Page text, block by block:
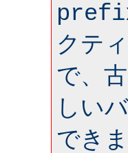
クテ
で、
しい
できま